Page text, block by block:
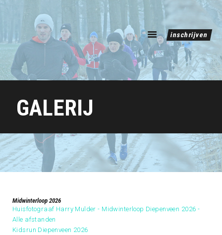
inschrijven
GALERIJ
tijden
galerij
over
contact
Midwinterloop 2026
Huisfotograaf Harry Mulder - Midwinterloop Diepenveen 2026 -
Alle afstanden
Kidsrun Diepenveen 2026